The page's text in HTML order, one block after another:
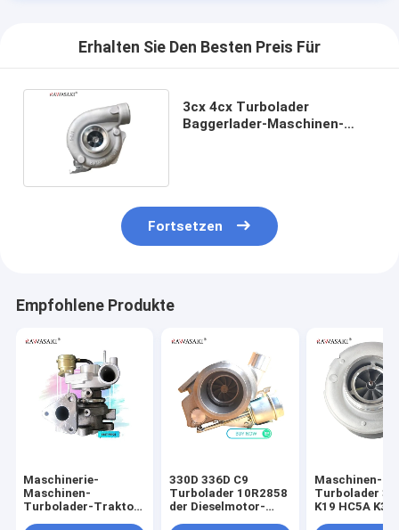
Erhalten Sie Den Besten Preis Für
3cx 4cx Turbolader
Baggerlader-Maschinen-
Fortsetzen
Empfohlene Produkte
Maschinerie-
Maschinen-
Turbolader-Traktor
330D 336D C9
Turbolader 10R2858
der Dieselmotor-
Maschinen-
Turbolader
K19 HC5A K38